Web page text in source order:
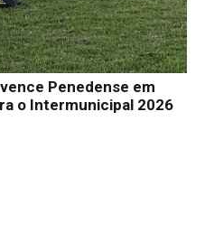
Penedense em
o Intermunicipal 2026